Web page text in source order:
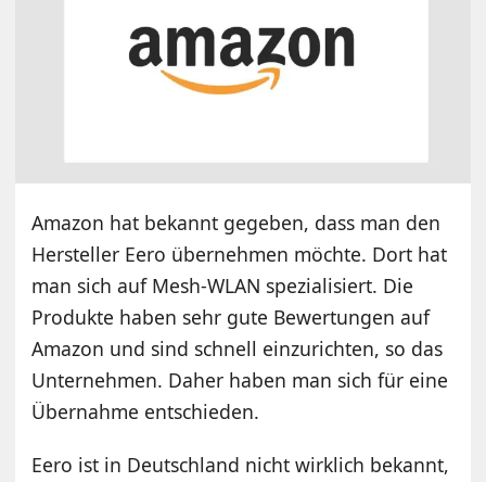
Amazon hat bekannt gegeben, dass man den
Hersteller Eero übernehmen möchte. Dort hat
man sich auf Mesh-WLAN spezialisiert. Die
Produkte haben sehr gute Bewertungen auf
Amazon und sind schnell einzurichten, so das
Unternehmen. Daher haben man sich für eine
Übernahme entschieden.
Eero ist in Deutschland nicht wirklich bekannt,